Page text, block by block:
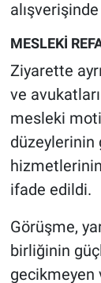
MESLEKİ
Ziyarette
ve
mesleki
düzeylerinin
ifade edildi.
Görüşme,
birliğinin
gecikmeyen